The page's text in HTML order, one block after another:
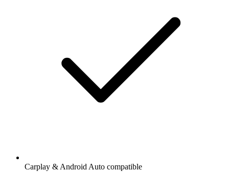
Carplay & Android Auto compatible